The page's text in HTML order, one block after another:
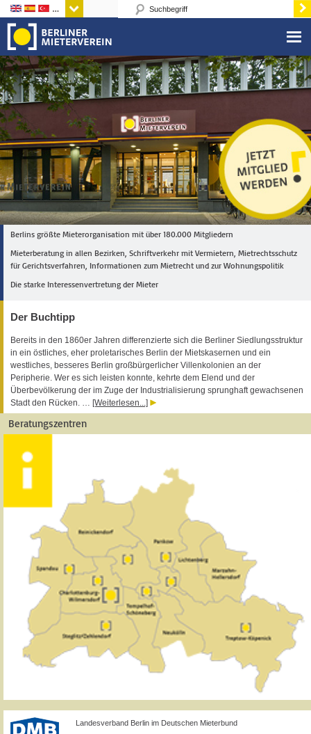
Sprachen
Berlins größte Mieterorganisation mit über 180.000 Mitgliedern
Mieterberatung in allen Bezirken, Schriftverkehr mit Vermietern, Mietrechtsschutz
für Gerichtsverfahren, Informationen zum Mietrecht und zur Wohnungspolitik
Die starke Interessenvertretung der Mieter
Der Buchtipp
Bereits in den 1860er Jahren differenzierte sich die Berliner Siedlungsstruktur
in ein östliches, eher proletarisches Berlin der Mietskasernen und ein
westliches, besseres Berlin großbürgerlicher Villenkolonien an der
Peripherie. Wer es sich leisten konnte, kehrte dem Elend und der
Überbevölkerung der im Zuge der Industrialisierung sprunghaft gewachsenen
Stadt den Rücken. … [Weiterlesen...]
Beratungszentren
Landesverband Berlin im Deutschen Mieterbund